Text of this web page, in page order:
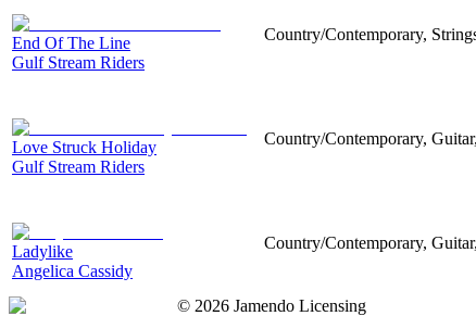
End Of The Line
Gulf Stream Riders
Country/Contemporary,
Love Struck Holiday
Gulf Stream Riders
Country/Contemporary,
Ladylike
Angelica Cassidy
Country/Contemporary,
© 2026 Jamendo Licensing